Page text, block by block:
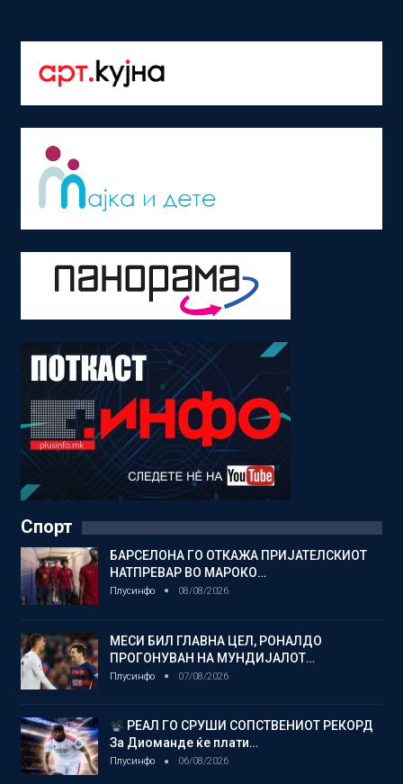
Спорт
БАРСЕЛОНА ГО ОТКАЖА ПРИЈАТЕЛСКИОТ
НАТПРЕВАР ВО МАРОКО…
Плусинфо 08/08/2026
МЕСИ БИЛ ГЛАВНА ЦЕЛ, РОНАЛДО
ПРОГОНУВАН НА МУНДИЈАЛОТ…
Плусинфо 07/08/2026
РЕАЛ ГО СРУШИ СОПСТВЕНИОТ РЕКОРД
За Диоманде ќе плати…
Плусинфо 06/08/2026